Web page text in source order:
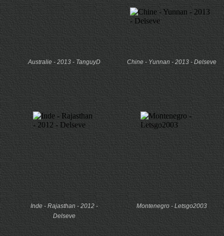
Australie - 2013 - TanguyD Chine - Yunnan - 2013 - Delseve
Inde - Rajasthan - 2012 -
Delseve
Montenegro - Letsgo2003